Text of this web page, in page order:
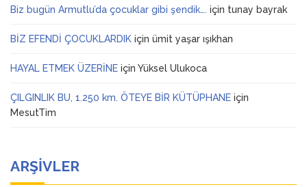
Biz bugün Armutlu’da çocuklar gibi şendik…. için tunay bayrak
BİZ EFENDİ ÇOCUKLARDIK için ümit yaşar ışıkhan
HAYAL ETMEK ÜZERİNE için Yüksel Ulukoca
ÇILGINLIK BU, 1.250 km. ÖTEYE BİR KÜTÜPHANE için
MesutTim
ARŞIVLER